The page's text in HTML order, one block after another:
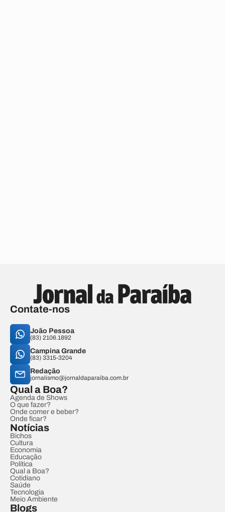
Contate-nos
João Pessoa
(83) 2106.1892
Campina Grande
(83) 3315-3204
Redação
jornalismo@jornaldaparaiba.com.br
Qual a Boa?
Agenda de Shows
O que fazer?
Onde comer e beber?
Onde ficar?
Notícias
Bichos
Cultura
Economia
Educação
Política
Qual a Boa?
Cotidiano
Saúde
Tecnologia
Meio Ambiente
Blogs